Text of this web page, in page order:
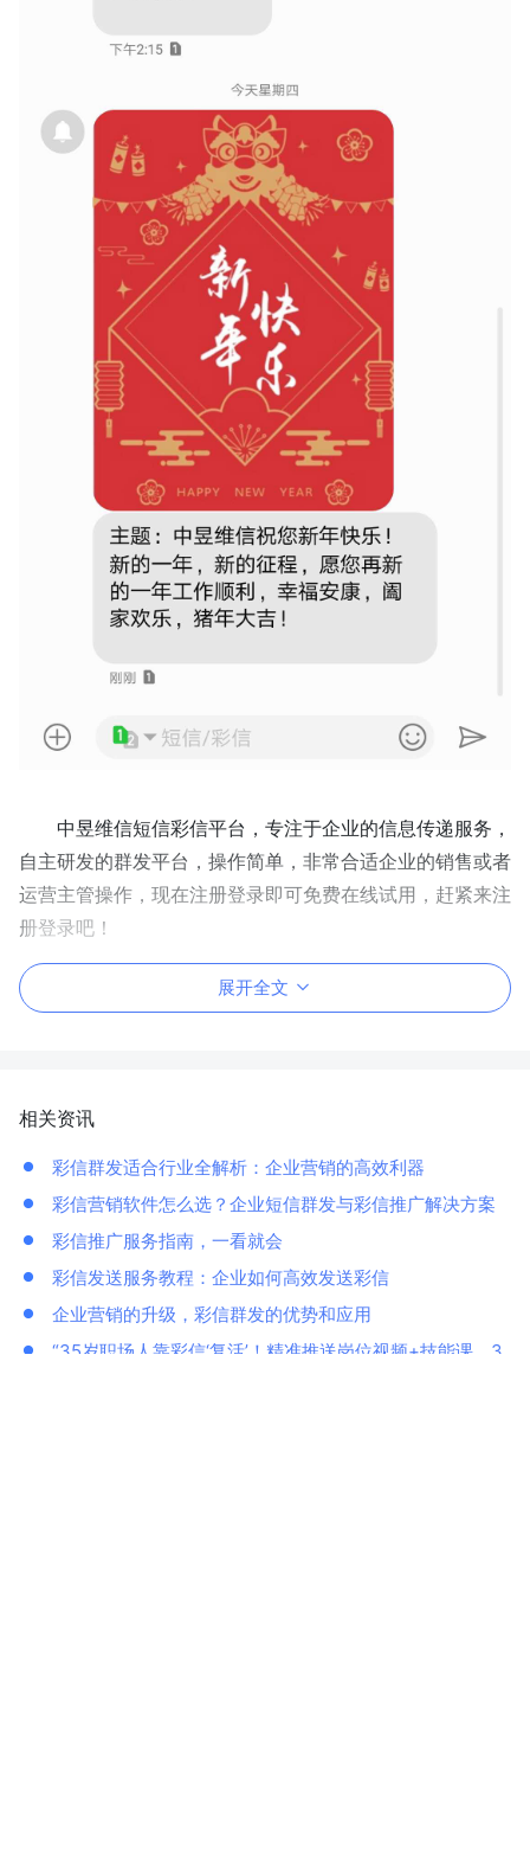
中昱维信短信彩信平台，专注于企业的信息传递服务，
自主研发的群发平台，操作简单，非常合适企业的销售或者
运营主管操作，现在注册登录即可免费在线试用，赶紧来注
册登录吧！
展开全文
相关资讯
彩信群发适合行业全解析：企业营销的高效利器
彩信营销软件怎么选？企业短信群发与彩信推广解决方案
彩信推广服务指南，一看就会
彩信发送服务教程：企业如何高效发送彩信
企业营销的升级，彩信群发的优势和应用
“35岁职场人靠彩信‘复活’！精准推送岗位视频+技能课，3